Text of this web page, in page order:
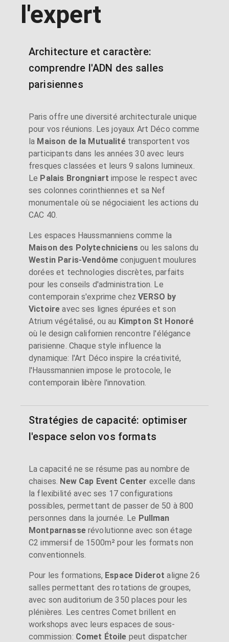
l'expert
Architecture et caractère:
comprendre l'ADN des salles
parisiennes
Paris offre une diversité architecturale unique
pour vos réunions. Les joyaux Art Déco comme
la Maison de la Mutualitétransportent vos
participants dans les années 30 avec leurs
fresques classées et leurs 9 salons lumineux.
Le Palais Brongniart impose le respect avec
ses colonnes corinthiennes et sa Nef
monumentale où se négociaient les actions du
CAC 40.
Les espaces Haussmanniens comme la
Maison des Polytechniciensou les salons du
Westin Paris-Vendôme conjuguent moulures
dorées et technologies discrètes, parfaits
pour les conseils d'administration. Le
contemporain s'exprime chezVERSO by
Victoire avec ses lignes épurées et son
Atrium végétalisé, ou au Kimpton St Honoré
où le design californien rencontre l'élégance
parisienne. Chaque style influence la
dynamique: l'Art Déco inspire la créativité,
l'Haussmannien impose le protocole, le
contemporain libère l'innovation.
Stratégies de capacité: optimiser
l'espace selon vos formats
La capacité ne se résume pas au nombre de
chaises. New Cap Event Center excelle dans
la flexibilité avec ses 17 configurations
possibles, permettant de passer de 50 à 800
personnes dans la journée. Le Pullman
Montparnasserévolutionne avec son étage
C2 immersif de 1500m² pour les formats non
conventionnels.
Pour les formations, Espace Diderot aligne 26
salles permettant des rotations de groupes,
avec son auditorium de 350 places pour les
plénières. Les centres Comet brillent en
workshops avec leurs espaces de sous-
commission: Comet Étoile peut dispatcher